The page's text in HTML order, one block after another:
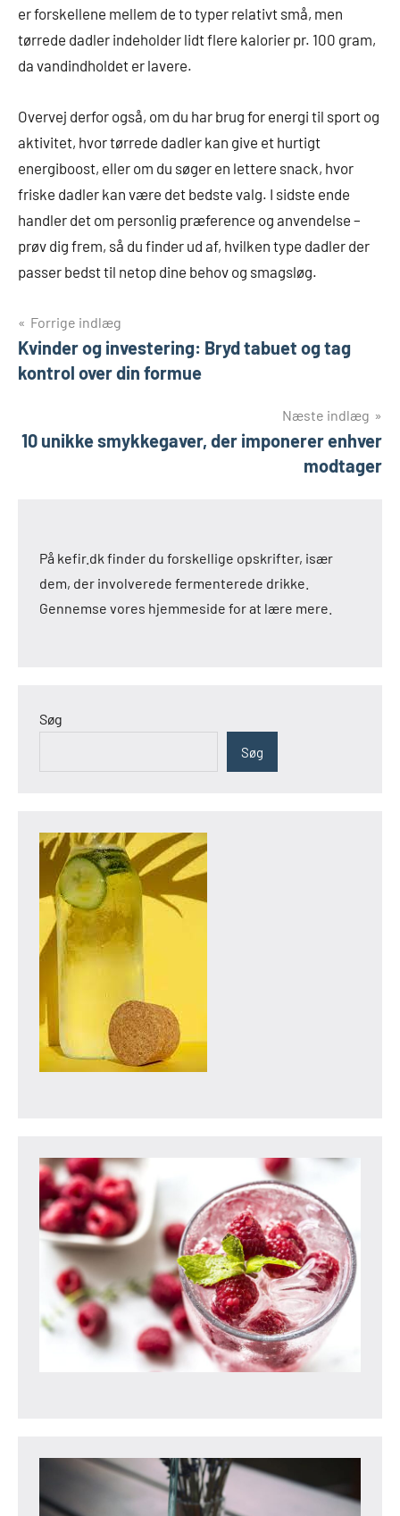
er forskellene mellem de to typer relativt små, men
tørrede dadler indeholder lidt flere kalorier pr. 100 gram,
da vandindholdet er lavere.
Overvej derfor også, om du har brug for energi til sport og
aktivitet, hvor tørrede dadler kan give et hurtigt
energiboost, eller om du søger en lettere snack, hvor
friske dadler kan være det bedste valg. I sidste ende
handler det om personlig præference og anvendelse –
prøv dig frem, så du finder ud af, hvilken type dadler der
passer bedst til netop dine behov og smagsløg.
Indlægsnavigation
Forrige indlæg
Kvinder og investering: Bryd tabuet og tag
kontrol over din formue
Næste indlæg
10 unikke smykkegaver, der imponerer enhver
modtager
På kefir.dk finder du forskellige opskrifter, især
dem, der involverede fermenterede drikke.
Gennemse vores hjemmeside for at lære mere.
Søg
Søg